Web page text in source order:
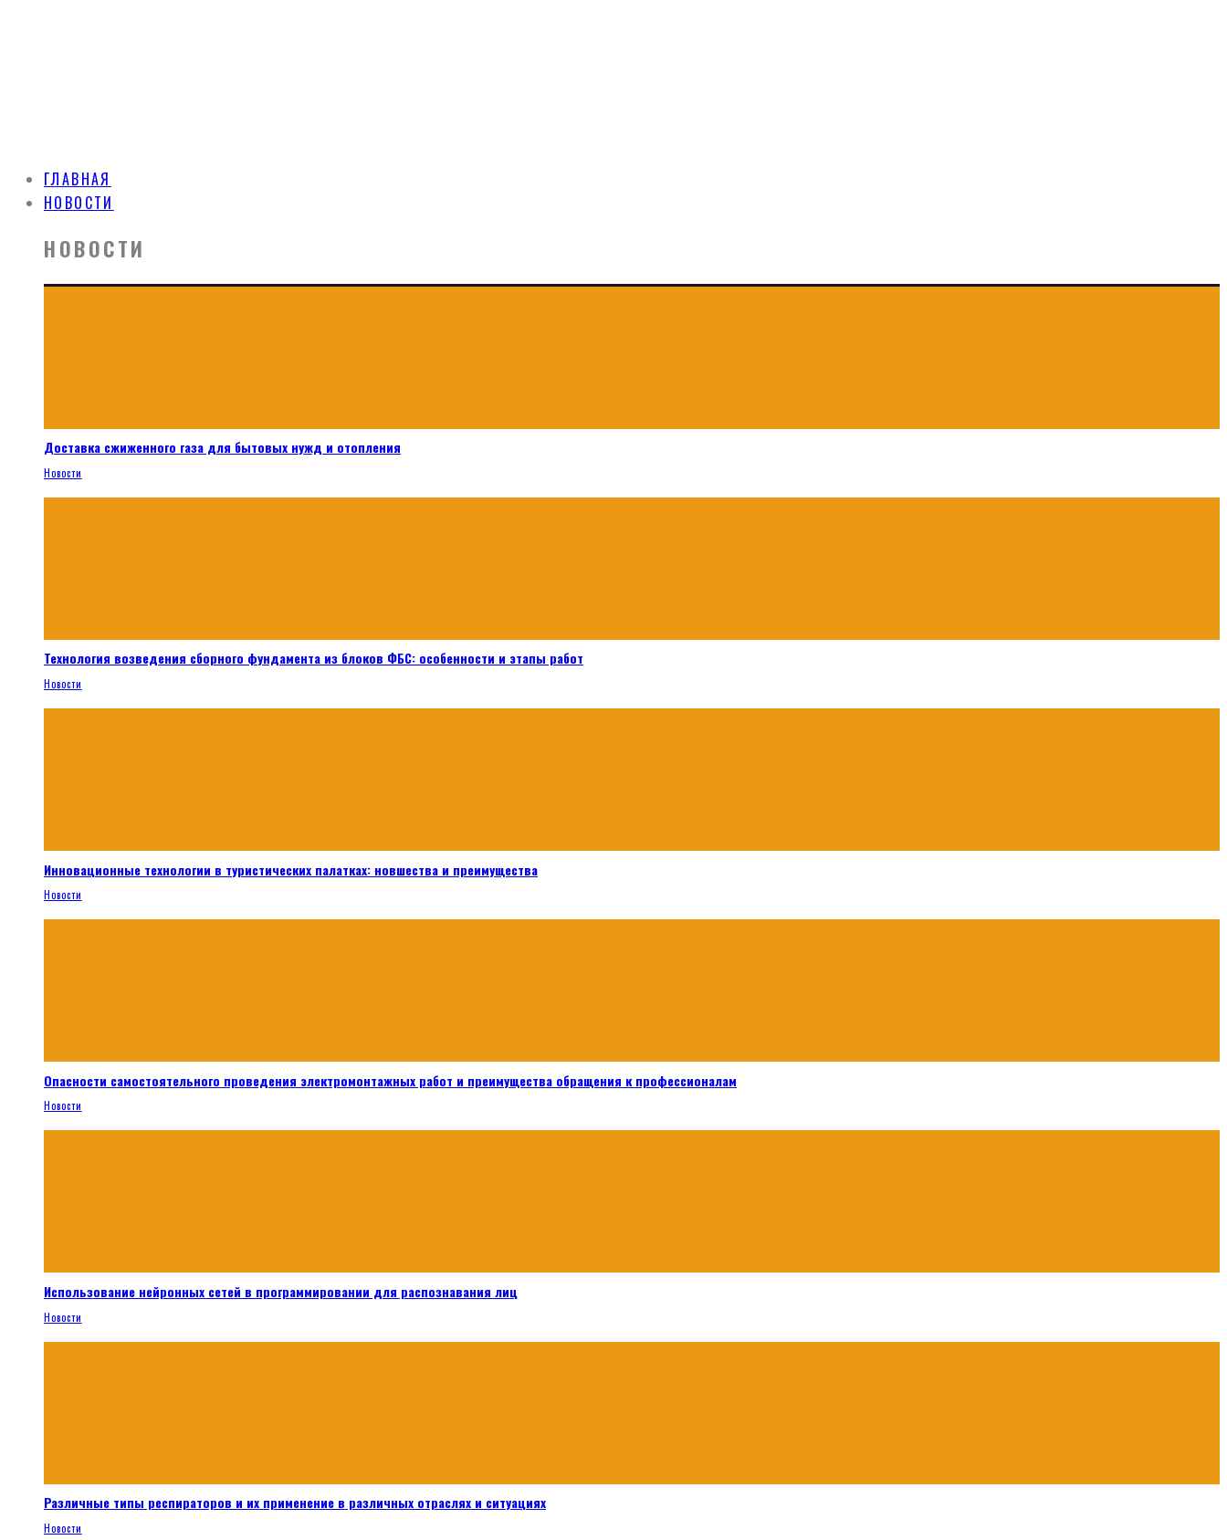
ГЛАВНАЯ
НОВОСТИ
НОВОСТИ
Доставка сжиженного газа для бытовых нужд и отопления
Новости
Технология возведения сборного фундамента из блоков ФБС: особенности и этапы работ
Новости
Инновационные технологии в туристических палатках: новшества и преимущества
Новости
Опасности самостоятельного проведения электромонтажных работ и преимущества обращения к профессионалам
Новости
Использование нейронных сетей в программировании для распознавания лиц
Новости
Различные типы респираторов и их применение в различных отраслях и ситуациях
Новости